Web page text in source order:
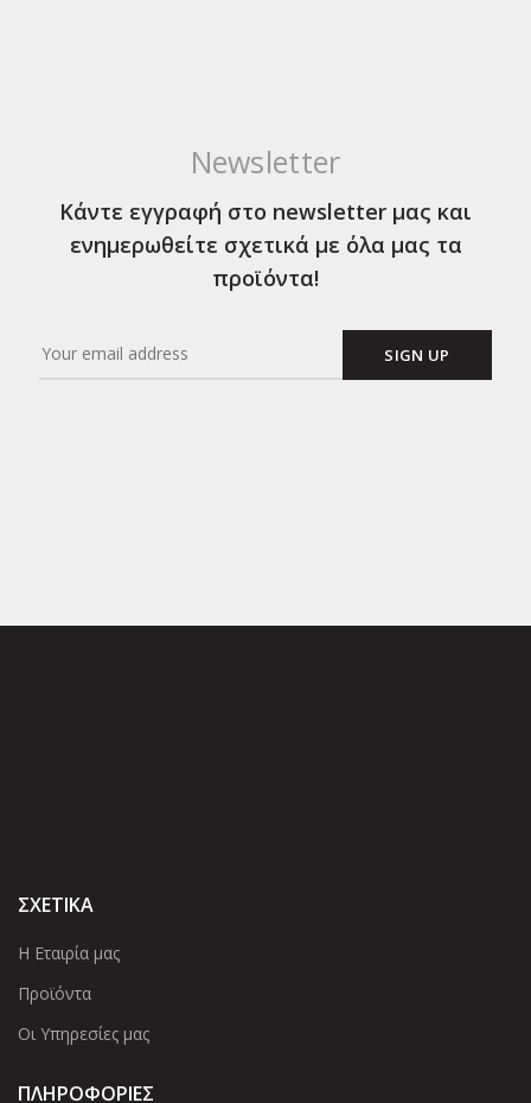
Newsletter
Κάντε εγγραφή στο newsletter μας και
ενημερωθείτε σχετικά με όλα μας τα
προϊόντα!
ΣΧΕΤΙΚΑ
Η Εταιρία μας
Προϊόντα
Οι Υπηρεσίες μας
ΠΛΗΡΟΦΟΡΙΕΣ